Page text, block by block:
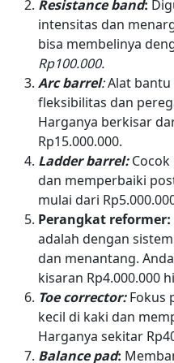
Resistance band:
intensitas dan
bisa membelinya
Rp100.000.
Arc barrel:Alat
fleksibilitas dan
Harganya berkisar
Rp15.000.000.
Ladder barrel:Cocok
dan memperbaiki
mulai dari
Perangkat reformer:
adalah dengan
dan menantang.
kisaran Rp4.000.000
Toe corrector:Fokus
kecil di kaki dan
Harganya sekitar
Balance pad: